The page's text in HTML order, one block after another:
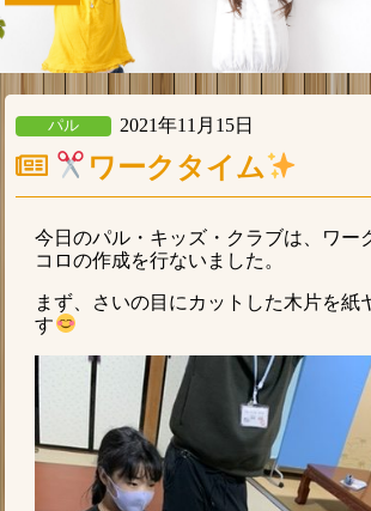
パル 2021年11月15日
ワークタイム
今日のパル・キッズ・クラブは、ワー
コロの作成を行ないました。
まず、さいの目にカットした木片を紙
す